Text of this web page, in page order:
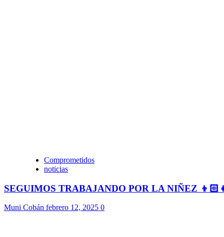
Comprometidos
noticias
SEGUIMOS TRABAJANDO POR LA NIÑEZ
Muni Cobán febrero 12, 2025 0